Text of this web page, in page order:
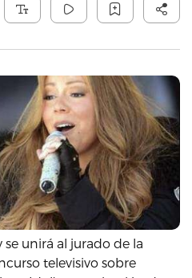
se unirá al jurado de la
televisivo sobre